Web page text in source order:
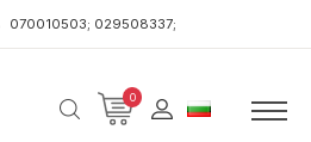
070010503; 029508337;
0